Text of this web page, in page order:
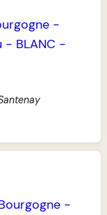
-
- BLANC -
-